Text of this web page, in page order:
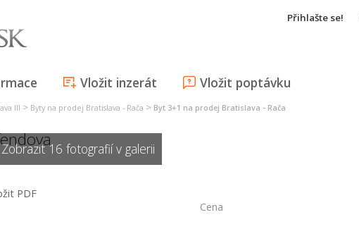
Přihlašte se!
Vložit inzerát Vložit poptávku
III > Byty na prodej Bratislava - Rača > Byt 3+1 na prodej Bratislava - Rača
Zobrazit 16 fotografií v galerii
PDF
Cena